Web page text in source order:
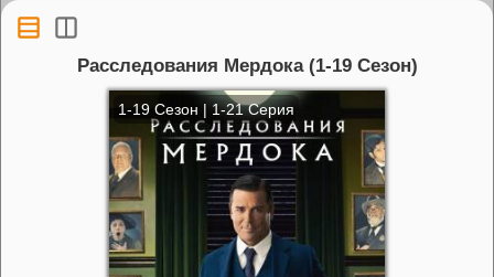
Расследования Мердока (1-19 Сезон)
1-19 Сезон | 1-21 Серия